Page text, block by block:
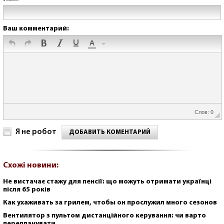
Ваш комментарий:
Слов: 0
Я не робот ДОБАВИТЬ КОМЕНТАРИЙ
Схожі новини:
Не вистачає стажу для пенсії: що можуть отримати українці
після 65 років
Как ухаживать за грилем, чтобы он прослужил много сезонов
Вентилятор з пультом дистанційного керування: чи варто